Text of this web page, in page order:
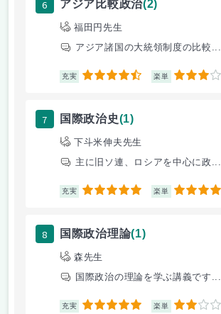
6 アジア比較政治(2)
福田円先生
アジア諸国の大統領制度の比較...
充実 4.5 楽単 3
7 国際政治史(1)
下斗米伸夫先生
主に旧ソ連、ロシアを中心に政...
充実 5 楽単 5
8 国際政治理論(1)
森先生
国際政治の理論を学ぶ講義です...
充実 5 楽単 2